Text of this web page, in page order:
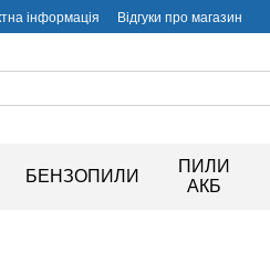
інформація Відгуки про магазин
БЕНЗОПИЛИ
ПИЛИ
АКБ